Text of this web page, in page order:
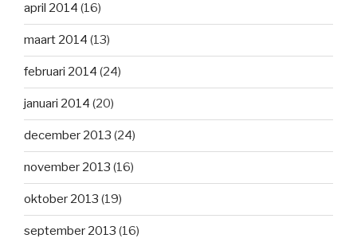
april 2014 (16)
maart 2014 (13)
februari 2014 (24)
januari 2014 (20)
december 2013 (24)
november 2013 (16)
oktober 2013 (19)
september 2013 (16)